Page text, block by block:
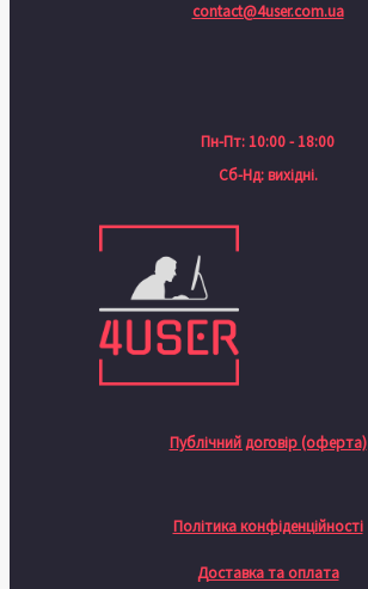
contact@4user.com.ua
Пн-Пт: 10:00 - 18:00
Сб-Нд: вихідні.
Публічний договір (оферта)
Політика конфіденційності
Доставка та оплата